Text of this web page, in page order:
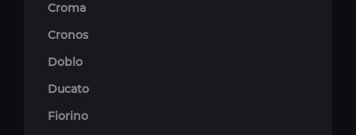
Croma
Cronos
Doblo
Ducato
Fiorino